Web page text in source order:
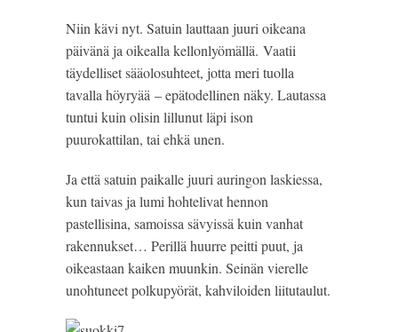
Niin kävi nyt. Satuin lauttaan juuri oikeana
päivänä ja oikealla kellonlyömällä. Vaatii
täydelliset sääolosuhteet, jotta meri tuolla
tavalla höyryää – epätodellinen näky. Lautassa
tuntui kuin olisin lillunut läpi ison
puurokattilan, tai ehkä unen.
Ja että satuin paikalle juuri auringon laskiessa,
kun taivas ja lumi hohtelivat hennon
pastellisina, samoissa sävyissä kuin vanhat
rakennukset… Perillä huurre peitti puut, ja
oikeastaan kaiken muunkin. Seinän vierelle
unohtuneet polkupyörät, kahviloiden liitutaulut.